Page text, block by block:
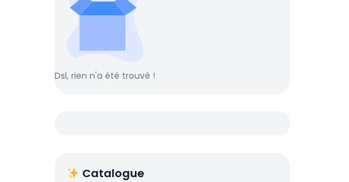
Dsl, rien n'a été trouvé !
Catalogue